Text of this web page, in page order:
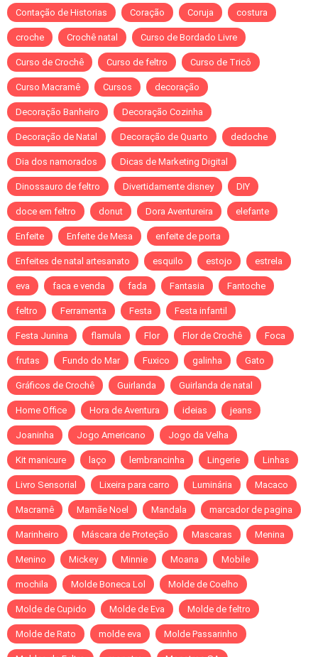
Contação de Historias Coração Coruja costura
croche Crochê natal Curso de Bordado Livre
Curso de Crochê Curso de feltro Curso de Tricô
Curso Macramê Cursos decoração
Decoração Banheiro Decoração Cozinha
Decoração de Natal Decoração de Quarto dedoche
Dia dos namorados Dicas de Marketing Digital
Dinossauro de feltro Divertidamente disney DIY
doce em feltro donut Dora Aventureira elefante
Enfeite Enfeite de Mesa enfeite de porta
Enfeites de natal artesanato esquilo estojo estrela
eva faca e venda fada Fantasia Fantoche
feltro Ferramenta Festa Festa infantil
Festa Junina flamula Flor Flor de Crochê Foca
frutas Fundo do Mar Fuxico galinha Gato
Gráficos de Crochê Guirlanda Guirlanda de natal
Home Office Hora de Aventura ideias jeans
Joaninha Jogo Americano Jogo da Velha
Kit manicure laço lembrancinha Lingerie Linhas
Livro Sensorial Lixeira para carro Luminária Macaco
Macramê Mamãe Noel Mandala marcador de pagina
Marinheiro Máscara de Proteção Mascaras Menina
Menino Mickey Minnie Moana Mobile
mochila Molde Boneca Lol Molde de Coelho
Molde de Cupido Molde de Eva Molde de feltro
Molde de Rato molde eva Molde Passarinho